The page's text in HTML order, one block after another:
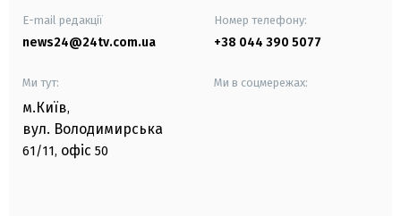
E-mail редакції
news24@24tv.com.ua
Номер телефону:
+38 044 390 5077
Ми тут:
м.Київ,
вул. Володимирська
61/11, офіс 50
Ми в соцмережах: